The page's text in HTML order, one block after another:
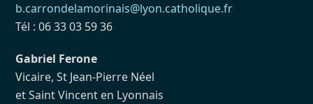
b.carrondelamorinais@lyon.catholique.fr
Tél : 06 33 03 59 36
Gabriel Ferone
Vicaire, St Jean-Pierre Néel
et Saint Vincent en Lyonnais